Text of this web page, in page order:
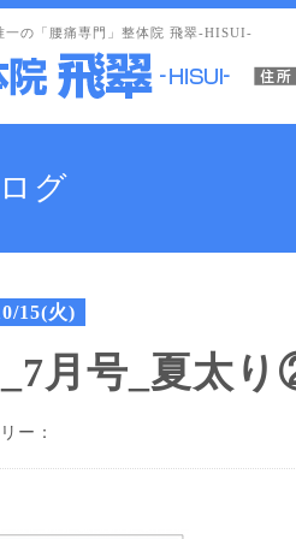
一の「腰痛専門」整体院 飛翠-HISUI-
グ
15(火)
月号_夏太
ー：